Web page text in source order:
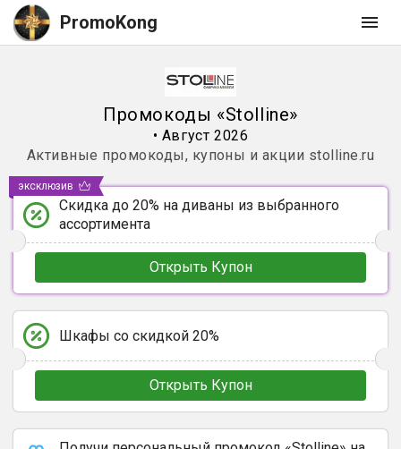
PromoKong
Промокоды «Stolline»
• Август 2026
Активные промокоды, купоны и акции stolline.ru
Скидка до 20% на диваны из выбранного
ассортимента
Открыть Купон
эксклюзив
Шкафы со скидкой 20%
Открыть Купон